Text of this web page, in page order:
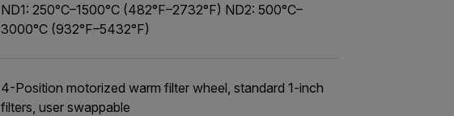
ND1: 250°C–1500°C (482°F–2732°F) ND2: 500°C–
3000°C (932°F–5432°F)
4-Position motorized warm filter wheel, standard 1-inch
filters, user swappable